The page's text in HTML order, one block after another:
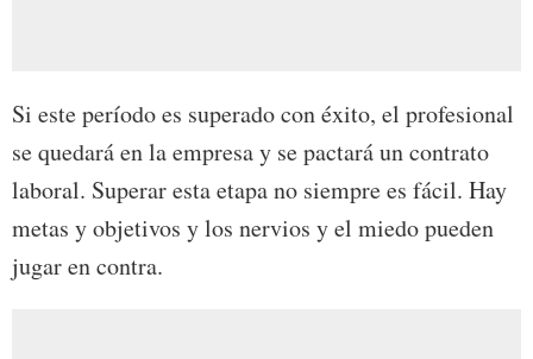
Si este período es superado con éxito, el profesional
se quedará en la empresa y se pactará un contrato
laboral. Superar esta etapa no siempre es fácil. Hay
metas y objetivos y los nervios y el miedo pueden
jugar en contra.